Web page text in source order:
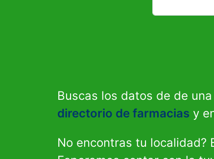
Buscas los datos de de
directorio de farmacias y
No encontras tu localidad?